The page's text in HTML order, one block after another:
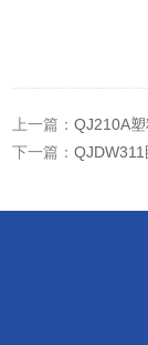
上一篇： QJ210A
下一篇：